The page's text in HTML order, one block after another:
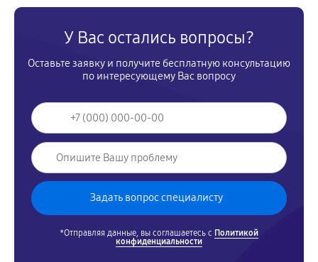
У Вас остались вопросы?
Оставьте заявку и получите бесплатную консультацию
по интересующему Вас вопросу
*Отправляя данные, вы соглашаетесь с Политикой
конфиденциальности